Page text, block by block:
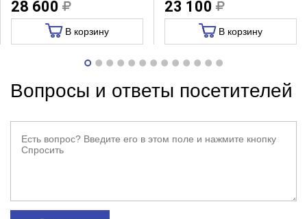
28 600
В корзину
23 100
В корзину
Вопросы и ответы посетителей